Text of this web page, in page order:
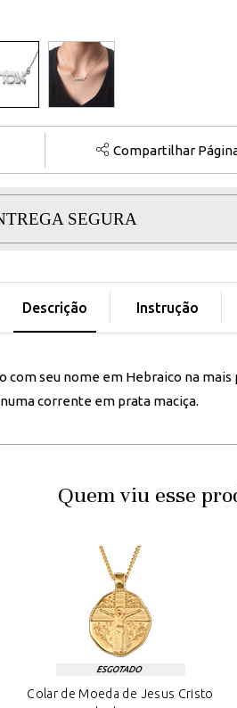
Compartilhar
SEGURA
Descrição Instrução
com seu nome em Hebraico na mais
corrente em prata maciça.
Quem viu esse
Colar de Moeda de Jesus Cristo